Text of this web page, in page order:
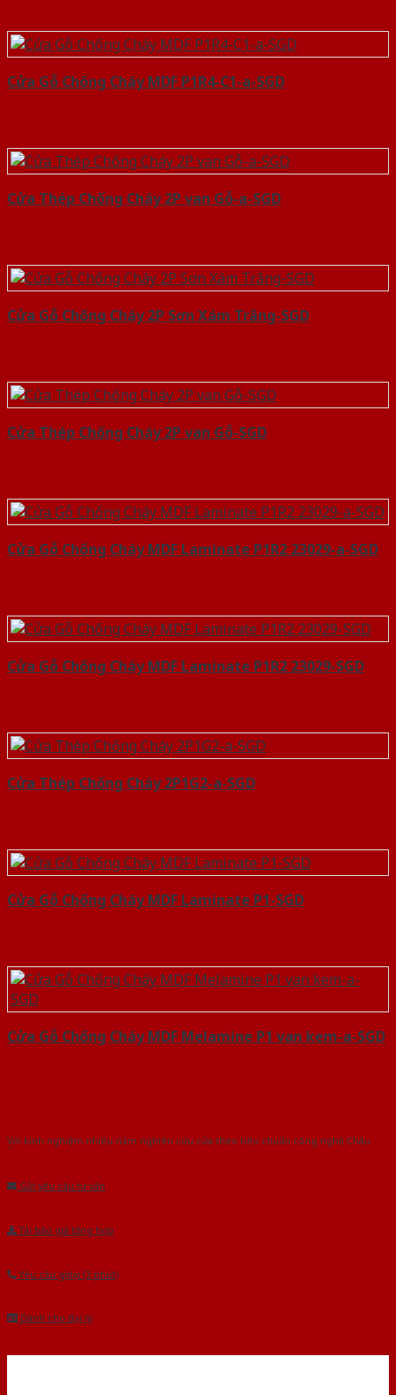
Cửa Gỗ Chống Cháy MDF P1R4-C1-a-SGD
Cửa Thép Chống Cháy 2P van Gỗ-a-SGD
Cửa Gỗ Chống Cháy 2P Sơn Xám Trắng-SGD
Cửa Thép Chống Cháy 2P van Gỗ-SGD
Cửa Gỗ Chống Cháy MDF Laminate P1R2 23029-a-SGD
Cửa Gỗ Chống Cháy MDF Laminate P1R2 23029-SGD
Cửa Thép Chống Cháy 2P1G2-a-SGD
Cửa Gỗ Chống Cháy MDF Laminate P1-SGD
Cửa Gỗ Chống Cháy MDF Melamine P1 van kem-a-SGD
Với kinh nghiệm nhiêu năm nghiên cứu cửa theo tiêu chuẩn công nghệ Châu
Gửi yêu cầu tư vấn
Tải báo giá tổng hợp
Yêu cầu gọi lại (3 phút)
Dành cho đại lý